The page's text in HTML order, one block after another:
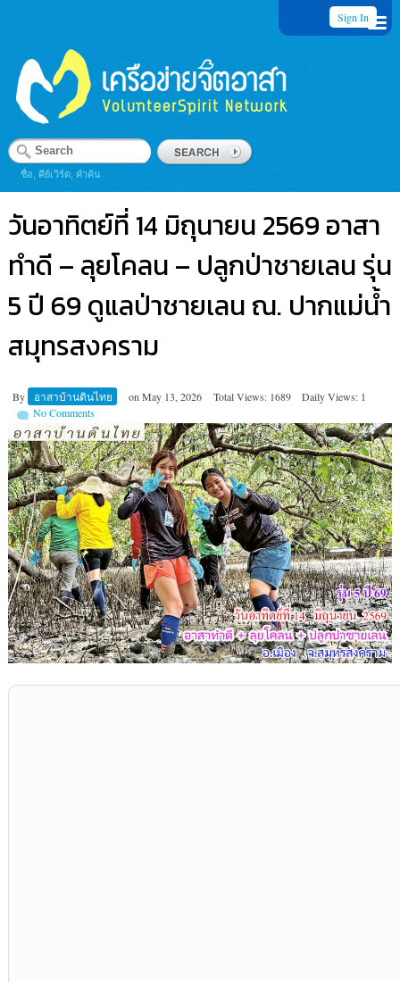
Sign In
ชื่อ, คีย์เวิร์ด, คำค้น
วันอาทิตย์ที่ 14 มิถุนายน 2569 อาสา
ทำดี – ลุยโคลน – ปลูกป่าชายเลน รุ่น
5 ปี 69 ดูแลป่าชายเลน ณ. ปากแม่น้ำ
สมุทรสงคราม
By อาสาบ้านดินไทย on May 13, 2026 Total Views: 1689
Daily Views: 1
No Comments